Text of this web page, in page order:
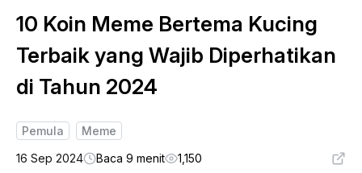
10 Koin Meme Bertema Kucing
Terbaik yang Wajib Diperhatikan
di Tahun 2024
Pemula
Meme
16 Sep 2024
Baca 9 menit 1,150